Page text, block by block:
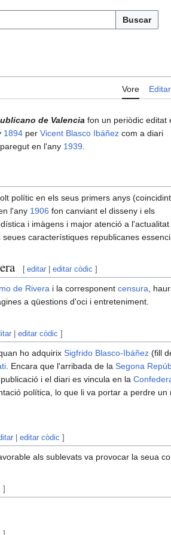
Buscar
Vore Editar
de Valencia fon un periòdic editat
1894 per Vicent Blasco Ibáñez com a diari
en l'any 1939
polític en els seus primers anys
l'any 1906 fon canviant el disseny i els
i imàgens i major atenció a l'actualitat
característiques republicanes
[ editar |editar còdic ]
de Rivera i la corresponent censura ,
a qüestions d'oci i entreteniment.
|editar còdic ]
ho adquirix Sigfrido Blasco-Ibáñez (fill
. Encara que l'arribada de la Segona
i el diari es vincula en la
política, lo que li va portar a perdre
|editar còdic ]
als sublevats va provocar la seua
]